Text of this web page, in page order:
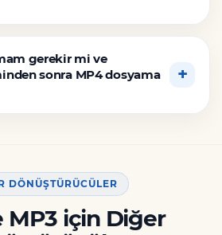
gerekir mi ve
sonra MP4 dosyama
DÖNÜŞTÜRÜCÜLER
MP3 için Diğer